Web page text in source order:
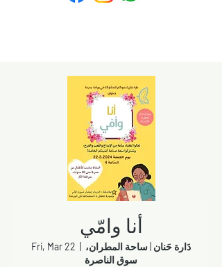
أنا وامّي
Fri, Mar 22
دَارة حَنان | ساحة المطران،
سوق الناصرة